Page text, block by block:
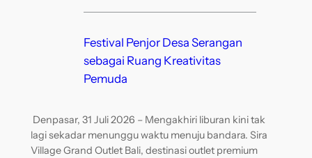
Festival Penjor Desa Serangan
sebagai Ruang Kreativitas
Pemuda
Denpasar, 31 Juli 2026 – Mengakhiri liburan kini tak
lagi sekadar menunggu waktu menuju bandara. Sira
Village Grand Outlet Bali, destinasi outlet premium